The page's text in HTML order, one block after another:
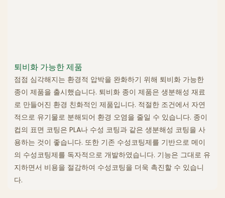
퇴비화 가능한 제품
점점 심각해지는 환경적 압박을 완화하기 위해 퇴비화 가능한
종이 제품을 출시했습니다. 퇴비화 종이 제품은 생분해성 재료
로 만들어진 환경 친화적인 제품입니다. 적절한 조건에서 자연
적으로 유기물로 분해되어 환경 오염을 줄일 수 있습니다. 종이
컵의 표면 코팅은 PLA나 수성 코팅과 같은 생분해성 코팅을 사
용하는 것이 좋습니다. 또한 기존 수성코팅제를 기반으로 메이
의 수성코팅제를 독자적으로 개발하였습니다. 기능은 그대로 유
지하면서 비용을 절감하여 수성코팅을 더욱 촉진할 수 있습니
다.